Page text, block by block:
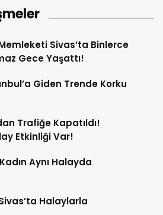
Sivas’ta Binlerce
Gece Yaşattı!
Giden Trende Korku
Trafiğe Kapatıldı!
Etkinliği Var!
Aynı Halayda
Halaylarla